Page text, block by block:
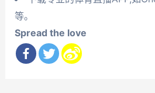
等。
Spread the love